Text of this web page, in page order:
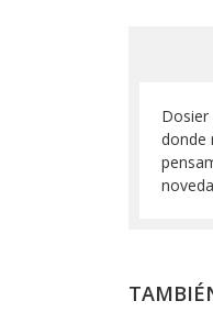
Dosier
donde